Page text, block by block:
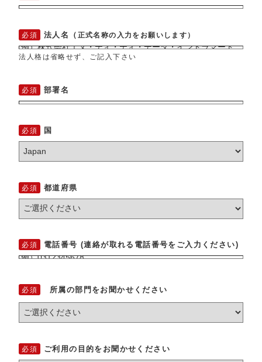
法人名（ 正式名称の入力をお願いします）
法人格は省略せず、ご記入下さい
部署名
国
都道府県
電話番号 (連絡が取れる電話番号をご入力ください)
所属の部門をお聞かせください
ご利用の目的をお聞かせください